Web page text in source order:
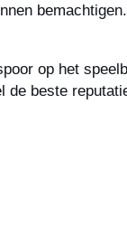
op het
de beste